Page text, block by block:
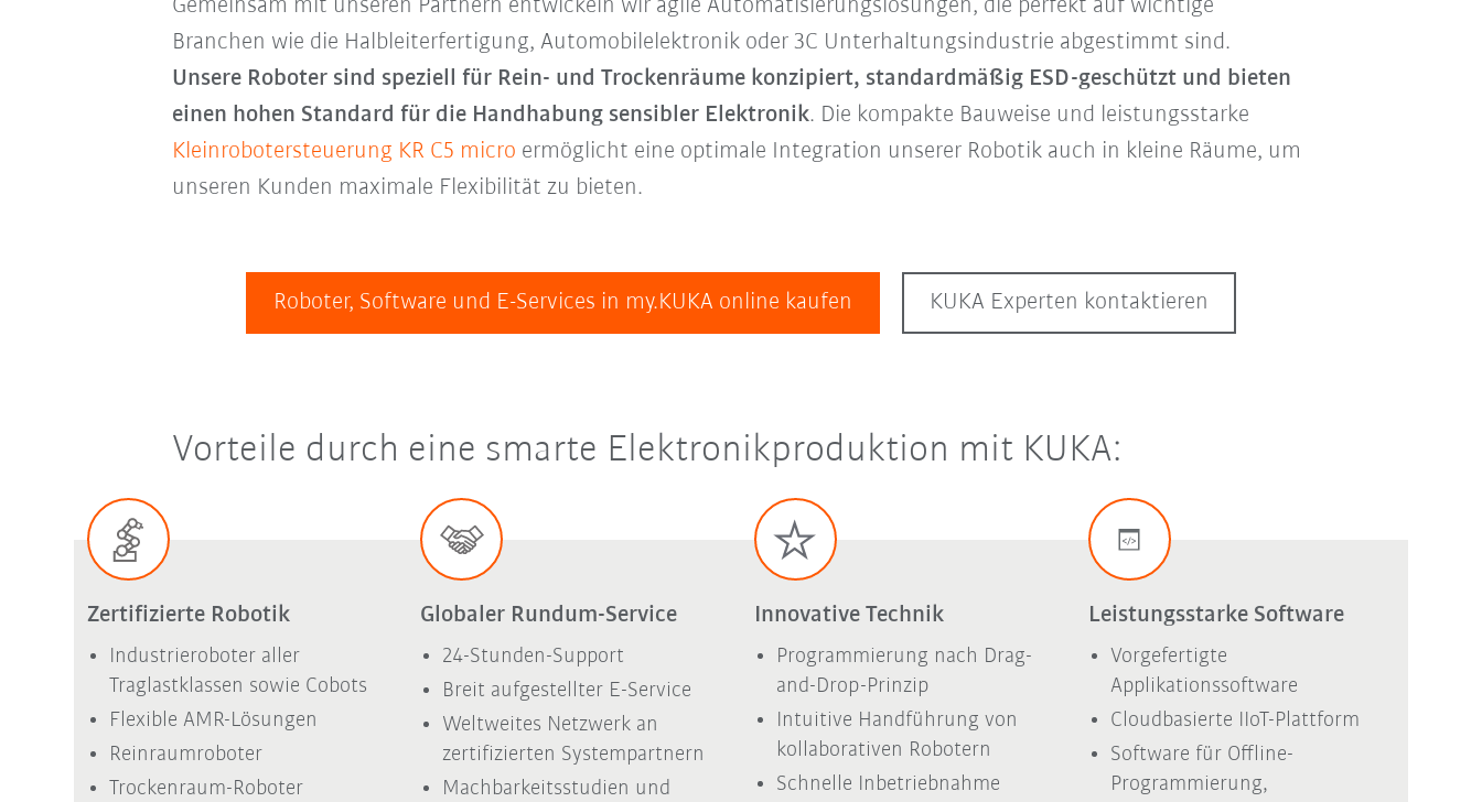
Gemeinsam mit unseren Partnern entwickeln wir agile Automatisierungslösungen, die perfekt auf wichtige
Branchen wie die Halbleiterfertigung, Automobilelektronik oder 3C Unterhaltungsindustrie abgestimmt sind.
UnsereRoboter sind speziell für Rein- und Trockenräume konzipiert, standardmäßig ESD-geschütztund bieten
einen hohen Standard für die Handhabung sensibler Elektronik. Die kompakte Bauweise und leistungsstarke
Kleinrobotersteuerung KR C5 micro ermöglicht eine optimale Integration unserer Robotik auch in kleine Räume, um
unseren Kunden maximale Flexibilität zu bieten.
Roboter, Software und E-Services in my.KUKA online kaufen KUKA Experten kontaktieren
Vorteile durch eine smarte Elektronikproduktion mit KUKA:
Zertifizierte Robotik
Industrieroboter aller
Traglastklassen sowie Cobots
Flexible AMR-Lösungen
Reinraumroboter
Trockenraum-Roboter
Globaler Rundum-Service
24-Stunden-Support
Breit aufgestellter E-Service
Weltweites Netzwerk an
zertifizierten Systempartnern
Machbarkeitsstudien und
Innovative Technik
Programmierung nach Drag-
and-Drop-Prinzip
Intuitive Handführung von
kollaborativen Robotern
Schnelle Inbetriebnahme
Leistungsstarke Software
Vorgefertigte
Applikationssoftware
Cloudbasierte IIoT-Plattform
Software für Offline-
Programmierung,